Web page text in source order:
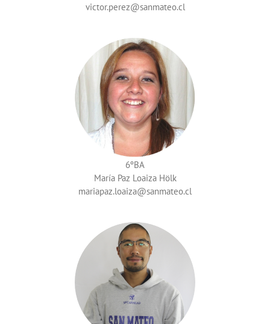
victor.perez
6ºBA
María Paz Loaiza Hölk
mariapaz.loaiza